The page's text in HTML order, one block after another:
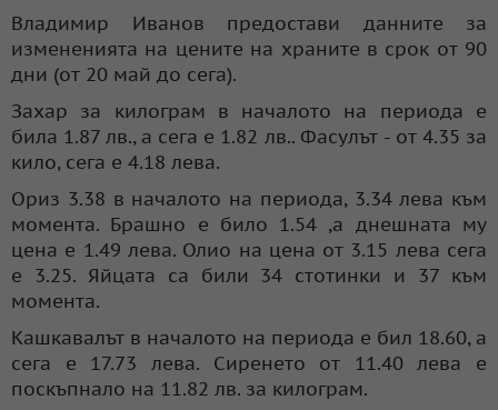
Владимир Иванов предостави данните за
измененията на цените на храните в срок от 90
дни (от 20 май до сега).
Захар за килограм в началото на периода е
била 1.87 лв., а сега е 1.82 лв.. Фасулът - от 4.35 за
кило, сега е 4.18 лева.
Ориз 3.38 в началото на периода, 3.34 лева към
момента. Брашно е било 1.54 ,а днешната му
цена е 1.49 лева. Олио на цена от 3.15 лева сега
е 3.25. Яйцата са били 34 стотинки и 37 към
момента.
Кашкавалът в началото на периода е бил 18.60, а
сега е 17.73 лева. Сиренето от 11.40 лева е
поскъпнало на 11.82 лв. за килограм.